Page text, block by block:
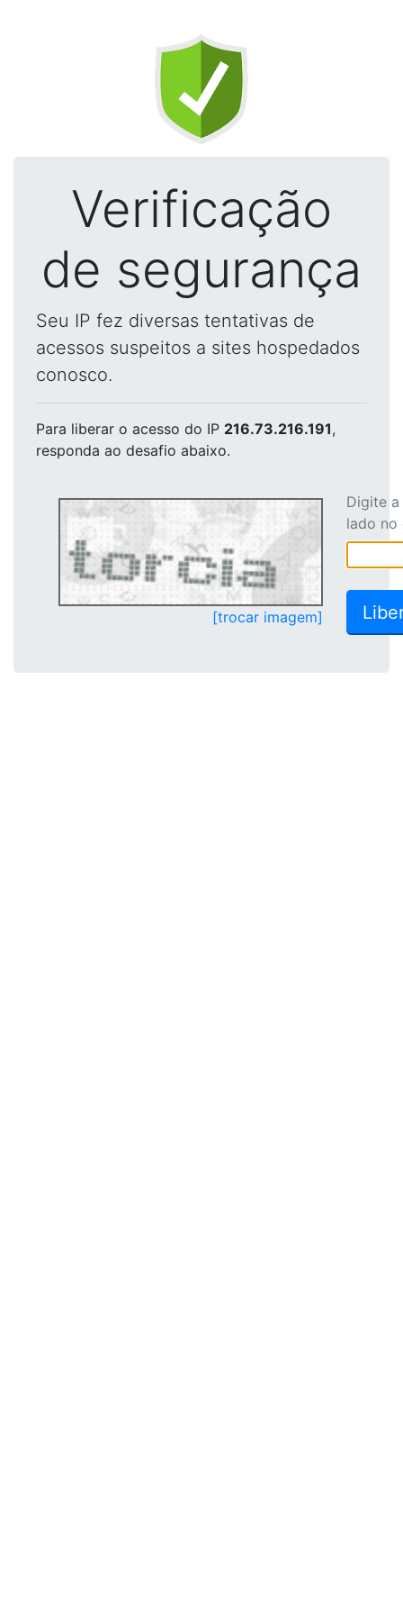
Verificação
de segurança
Seu IP fez diversas tentativas de
acessos suspeitos a sites hospedados
conosco.
Para liberar o acesso do IP 216.73.216.191,
responda ao desafio abaixo.
[trocar imagem]
Digite
lado no